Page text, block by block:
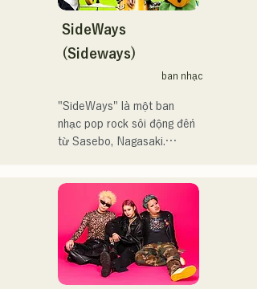
Festival ,sunset live2019、
鷹祭Summer Boostイベン
トステージにも出演。MCと
してはRugby World
cup2019 Public viewing、競
輪日本一ダービーの場内ア
ナウンス、ラグビー女子日
本代表世界大会スタジアム
滑走屋場内アナウンス、ク
リスマスアドベント、イス
ラデサルサ、福岡ウィニン
グスピリッツのスタジアム
DJ、金鷲旗、山笠関連イベ
ント、地域イベント、
ままで。僕とあなたのため
の音楽を。」気持ちが落ち
まう時こそ聴いてほしい。
自分自身も迷いや葛藤を抱
作り物ではなく、ありのま
まの感情や言葉をそのまま
音楽にしている。
2024年10月より音楽活動を
福岡を中心にブッキングラ
イブや路上ライブなど精力
的に活動を行っている。
2025年11月22日にはファー
SideWays
(Sideways)
ban nhạc
"SideWays" là một ban
nhạc pop rock sôi động đến
từ Sasebo, Nagasaki.
phát hành EP mới "Yume
Sen'ya" và bắt đầu chuyến
lưu diễn toàn quốc.
Hãy cùng thưởng thức
những bài hát vui nhộn